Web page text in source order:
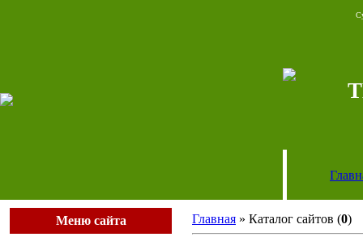
Меню сайта
Главная » Каталог сайтов (0)